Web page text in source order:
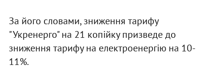
За його словами, зниження тарифу
"Укренерго" на 21 копійку призведе до
зниження тарифу на електроенергію на 10-
11%.